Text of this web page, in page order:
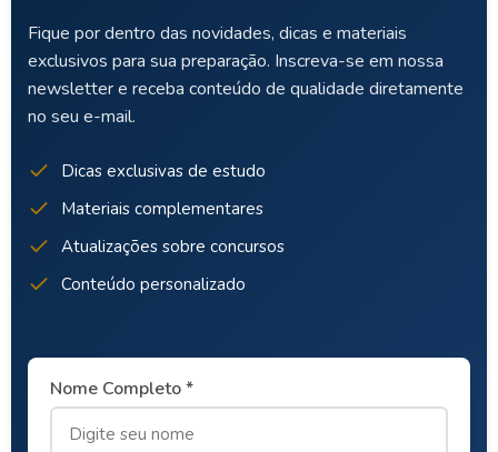
Fique por dentro das novidades, dicas e materiais
exclusivos para sua preparação. Inscreva-se em nossa
newsletter e receba conteúdo de qualidade diretamente
no seu e-mail.
Dicas exclusivas de estudo
Materiais complementares
Atualizações sobre concursos
Conteúdo personalizado
Nome Completo *